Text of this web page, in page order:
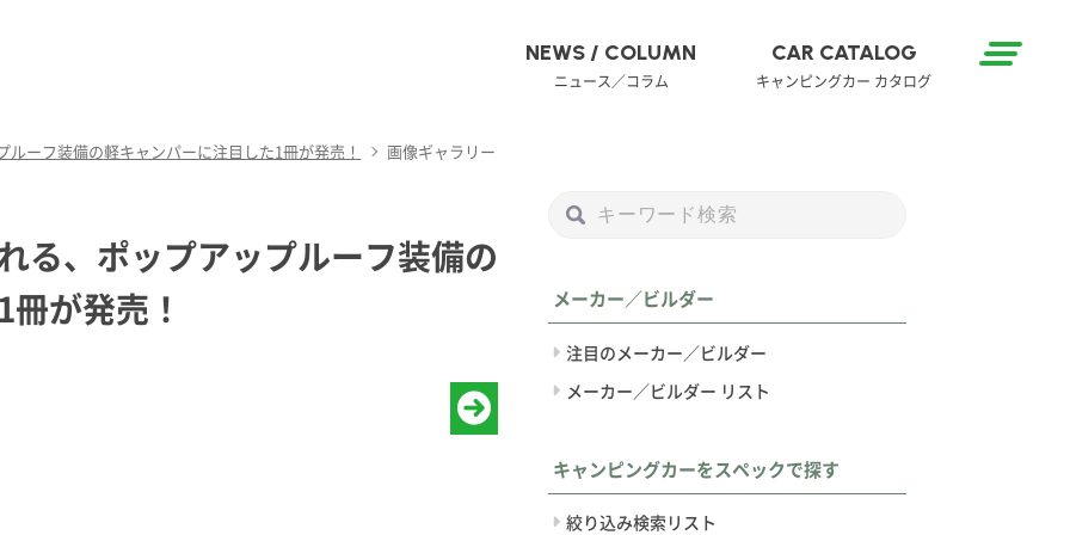
NEWS / COLUMN
ニュース／コラム
CAR CATALOG
キャンピングカー カタログ
ーフ装備の軽キャンパーに注目した1冊が発売！ 画像ギャラリー
る、ポップアップルーフ装備の
が発売！
メーカー／ビルダー
注目のメーカー／ビルダー
メーカー／ビルダー リスト
キャンピングカーをスペックで探す
絞り込み検索リスト